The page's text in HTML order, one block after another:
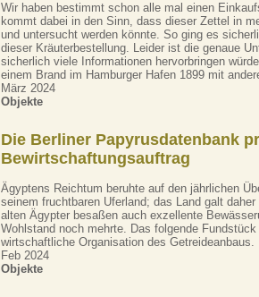
Wir haben bestimmt schon alle mal einen
kommt dabei in den Sinn, dass dieser Zettel in
und untersucht werden könnte. So ging es
dieser Kräuterbestellung. Leider ist die genaue
sicherlich viele Informationen hervorbringen
einem Brand im Hamburger Hafen 1899 mit
März 2024
Objekte
Die Berliner Papyrusdatenbank
Bewirtschaftungsauftrag
Ägyptens Reichtum beruhte auf den jährlichen
seinem fruchtbaren Uferland; das Land galt
alten Ägypter besaßen auch exzellente
Wohlstand noch mehrte. Das folgende
wirtschaftliche Organisation des Getreideanbaus.
Feb 2024
Objekte